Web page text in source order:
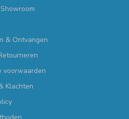
& Ontvangen
voorwaarden
Klachten